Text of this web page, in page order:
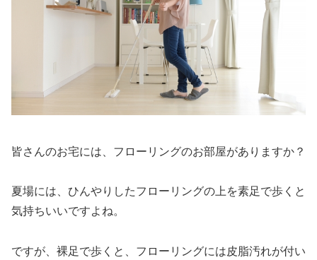
皆さんのお宅には、フローリングのお部屋がありますか？
夏場には、ひんやりしたフローリングの上を素足で歩くと
気持ちいいですよね。
ですが、裸足で歩くと、フローリングには皮脂汚れが付い